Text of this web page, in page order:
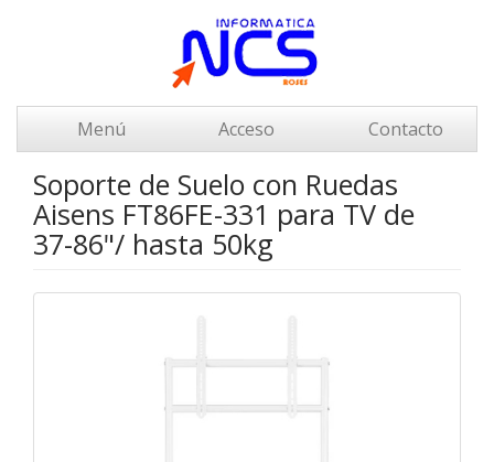
Menú Acceso Contacto
Soporte de Suelo con Ruedas
Aisens FT86FE-331 para TV de
37-86"/ hasta 50kg